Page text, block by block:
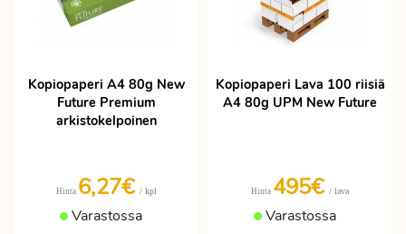
Kopiopaperi A4 80g New
Future Premium
arkistokelpoinen
Hinta 6,27€ / kpl
Varastossa
Kopiopaperi Lava 100 riisiä
A4 80g UPM New Future
Hinta 495€ / lava
Varastossa